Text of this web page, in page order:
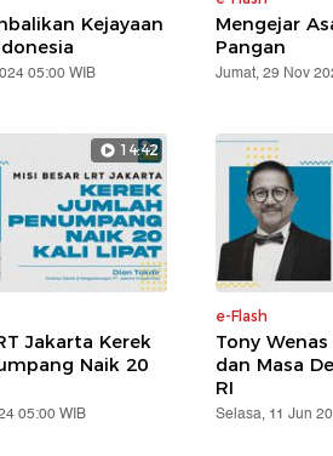
Kejayaan
05:00 WIB
Mengejar
Pangan
Jumat, 29 Nov
14:42
Jakarta Kerek
Naik 20
05:00 WIB
e-Flash
Tony
dan Masa
RI
Selasa, 11 Jun